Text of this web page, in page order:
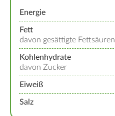
Energie
Fett
davon gesättigte Fettsäuren
Kohlenhydrate
davon Zucker
Eiweiß
Salz